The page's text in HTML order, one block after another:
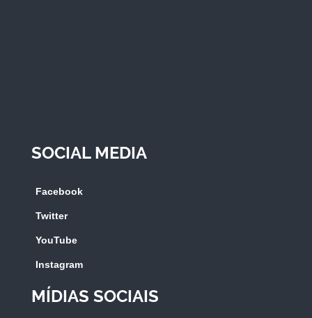
SOCIAL MEDIA
Facebook
Twitter
YouTube
Instagram
MÍDIAS SOCIAIS